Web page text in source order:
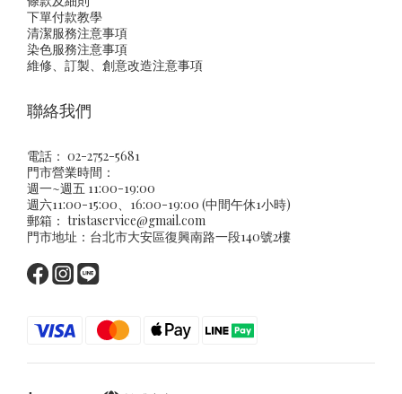
下單付款教學
清潔服務注意事項
染色服務注意事項
維修、訂製、創意改造注意事項
聯絡我們
電話： 02-2752-5681
門市營業時間：
週一~週五 11:00-19:00
週六11:00-15:00、16:00-19:00 (中間午休1小時)
郵箱： tristaservice@gmail.com
門市地址：台北市大安區復興南路一段140號2樓